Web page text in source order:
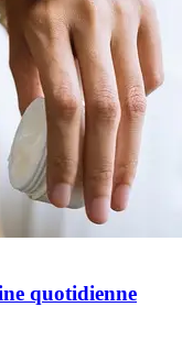
quotidienne